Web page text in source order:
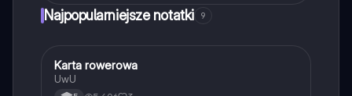
studentów biologii i ekologii. Typ: podsumowanie.
Najpopularniejsze notatki 9
KTechnika
Karta rowerowa
UwU